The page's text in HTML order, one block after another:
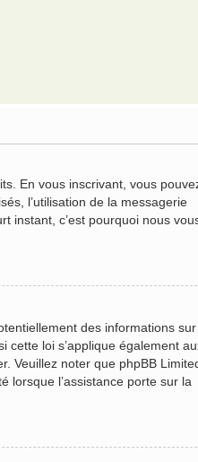
En vous inscrivant, vous
l’utilisation de la messagerie
instant, c’est pourquoi nous
des informations sur
cette loi s’applique également
Veuillez noter que phpBB
lorsque l’assistance porte sur la